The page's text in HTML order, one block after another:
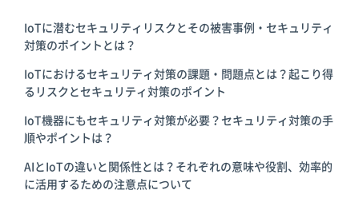
IoTに潜むセキュリティリスクとその被害事例・セキュリティ
対策のポイントとは？
IoTにおけるセキュリティ対策の課題・問題点とは？起こり得
るリスクとセキュリティ対策のポイント
IoT機器にもセキュリティ対策が必要？セキュリティ対策の手
順やポイントは？
AIとIoTの違いと関係性とは？それぞれの意味や役割、効率的
に活用するための注意点について